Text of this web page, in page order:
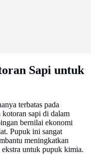
Sapi untuk
terbatas pada
kotoran sapi di dalam
bernilai ekonomi
Pupuk ini sangat
meningkatkan
untuk pupuk kimia.